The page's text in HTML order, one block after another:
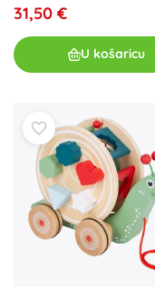
31,50 €
U košaricu